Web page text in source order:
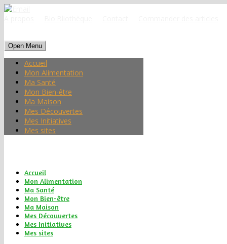
Open Menu
Accueil
Mon Alimentation
Ma Santé
Mon Bien-être
Ma Maison
Mes Découvertes
Mes Initiatives
Mes sites
Accueil
Mon Alimentation
Ma Santé
Mon Bien-être
Ma Maison
Mes Découvertes
Mes Initiatives
Mes sites